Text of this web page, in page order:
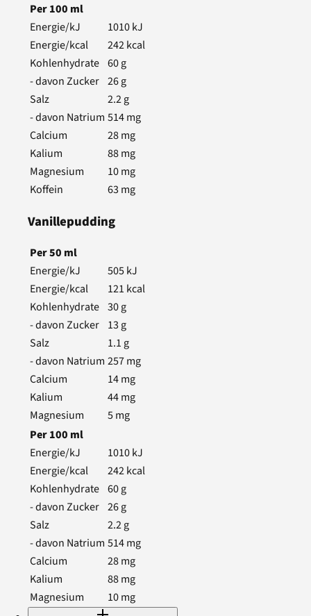
Per100 ml
Energie/kJ
1010kJ
Energie/kcal
242kcal
Kohlenhydrate 60g
- davon Zucker 26g
Salz
2.2g
- davon Natrium 514mg
Calcium
28mg
Kalium
88mg
Magnesium
10mg
Koffein
63 mg
Vanillepudding
Per50 ml
Energie/kJ
505kJ
Energie/kcal
121 kcal
Kohlenhydrate 30g
- davon Zucker 13g
Salz
1.1g
- davon Natrium 257mg
Calcium
14mg
Kalium
44mg
Magnesium
5mg
Per100 ml
Energie/kJ
1010kJ
Energie/kcal
242kcal
Kohlenhydrate 60g
- davon Zucker 26g
Salz
2.2g
- davon Natrium 514mg
Calcium
28mg
Kalium
88mg
Magnesium
10mg